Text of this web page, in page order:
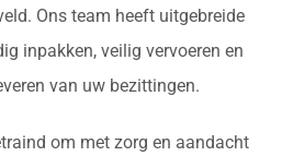
Ons team heeft uitgebreide
inpakken, veilig vervoeren en
van uw bezittingen.
om met zorg en aandacht